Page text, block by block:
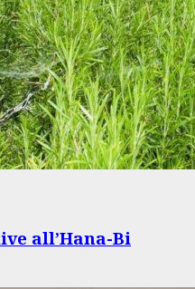
all’Hana-Bi